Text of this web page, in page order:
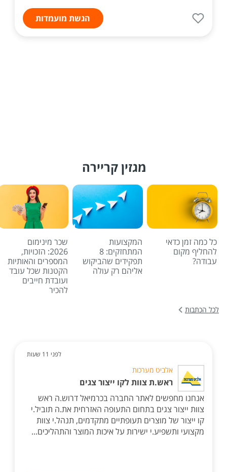
הגשת מועמדות
מגזין קריירה
כל כמה זמן כדאי
להחליף מקום
עבודה?
המקצועות
המתחזקים: 8
תפקידים שהביקוש
אליהם רק עולה
שכר מינימום
2026: הזכויות,
המספרים והאותיות
הקטנות שכל עובד
ועובדת חייבים
להכיר
לכל הכתבות
לפני 11 שעות
אלביט מערכות
ראש.ת צוות לקו ייצור צגים
אנחנו מחפשים לאתר החברה בכרמיאל דרוש.ה ראש
צוות ייצור צגים בתחום התעופה האזרחית את.ה תוביל.י
קו ייצור של מוצרים תעופתיים מתקדמים, תנהל.י צוות
מקצועי ותשפיע.י ישירות על איכות המוצר והתהליכים...